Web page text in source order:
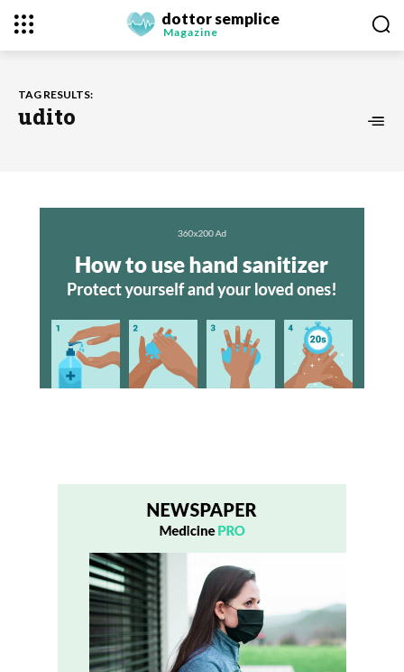
dottor semplice
Magazine
TAG RESULTS:
udito